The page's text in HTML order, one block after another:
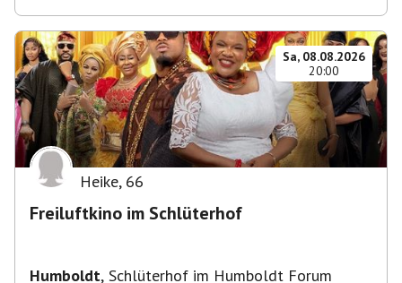
Sa, 08.08.2026
20:00
Heike, 66
Freiluftkino im Schlüterhof
Humboldt, Schlüterhof im Humboldt Forum